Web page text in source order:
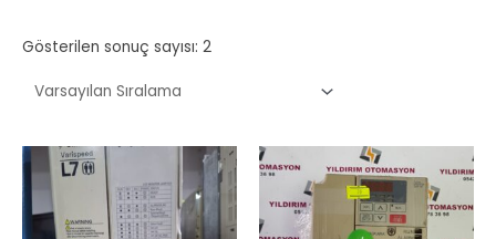
Gösterilen sonuç sayısı: 2